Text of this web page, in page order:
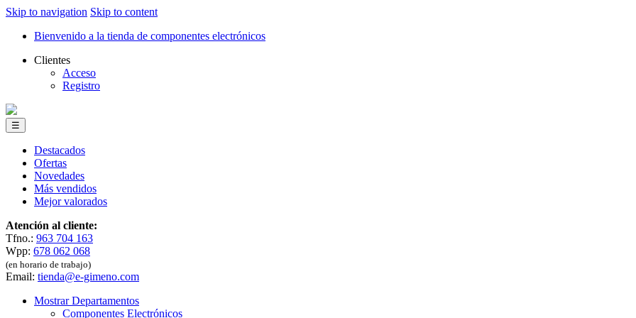
Skip to navigation Skip to content
Bienvenido a la tienda de componentes electrónicos
Clientes
Acceso
Registro
☰
Destacados
Ofertas
Novedades
Más vendidos
Mejor valorados
Atención al cliente:
Tfno.: 963 704 163
Wpp: 678 062 068
(en horario de trabajo)
Email: tienda@e-gimeno.com
Mostrar Departamentos
Componentes Electrónicos